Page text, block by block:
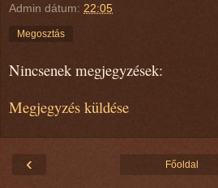
Admin dátum: 22:05
Megosztás
Nincsenek megjegyzések:
Megjegyzés küldése
‹ Főoldal